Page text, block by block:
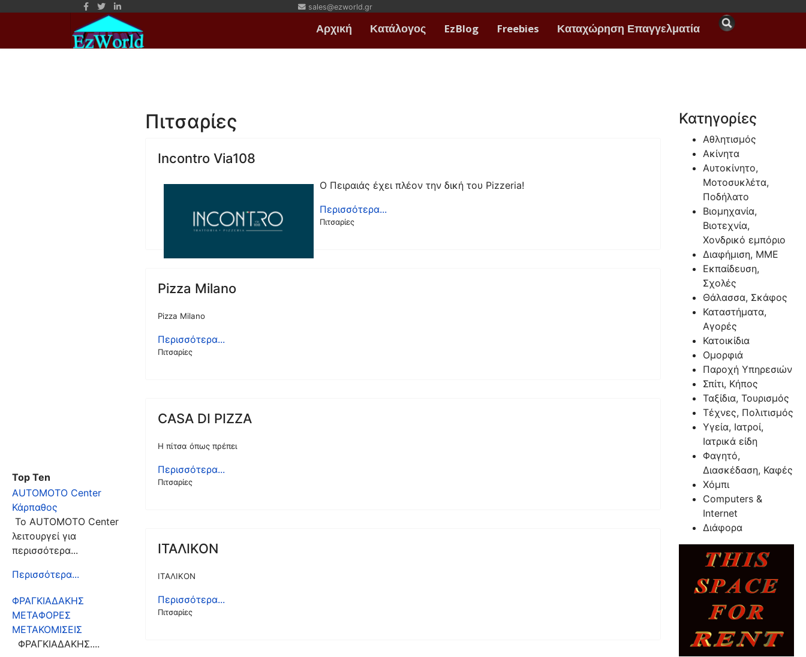
sales@ezworld.gr
Αρχική Κατάλογος EzBlog Freebies Καταχώρηση Επαγγελματία
Top Ten
AUTOMOTO Center
Κάρπαθος
Το AUTOMOTO Center
λειτουργεί για
περισσότερα...
Περισσότερα...
ΦΡΑΓΚΙΑΔΑΚΗΣ
ΜΕΤΑΦΟΡΕΣ
ΜΕΤΑΚΟΜΙΣΕΙΣ
ΦΡΑΓΚΙΑΔΑΚΗΣ....
Πιτσαρίες
Incontro Via108
Ο Πειραιάς έχει πλέον την δική του Pizzeria!
Περισσότερα...
Πιτσαρίες
Pizza Milano
Pizza Milano
Περισσότερα...
Πιτσαρίες
CASA DI PIZZA
Η πίτσα όπως πρέπει
Περισσότερα...
Πιτσαρίες
ΙΤΑΛΙΚΟΝ
ΙΤΑΛΙΚΟΝ
Περισσότερα...
Πιτσαρίες
Κατηγορίες
Αθλητισμός
Ακίνητα
Αυτοκίνητο,
Μοτοσυκλέτα,
Ποδήλατο
Βιομηχανία,
Βιοτεχνία,
Χονδρικό εμπόριο
Διαφήμιση, ΜΜΕ
Εκπαίδευση,
Σχολές
Θάλασσα, Σκάφος
Καταστήματα,
Αγορές
Κατοικίδια
Ομορφιά
Παροχή Υπηρεσιών
Σπίτι, Κήπος
Ταξίδια, Τουρισμός
Τέχνες, Πολιτισμός
Υγεία, Ιατροί,
Ιατρικά είδη
Φαγητό,
Διασκέδαση, Καφές
Χόμπι
Computers &
Internet
Διάφορα